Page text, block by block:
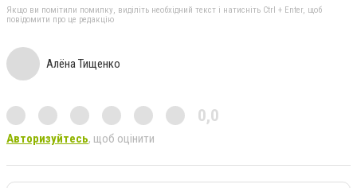
Якщо ви помітили помилку, виділіть необхідний текст і натисніть Ctrl + Enter, щоб
повідомити про це редакцію
Алёна Тищенко
0,0
Авторизуйтесь, щоб оцінити